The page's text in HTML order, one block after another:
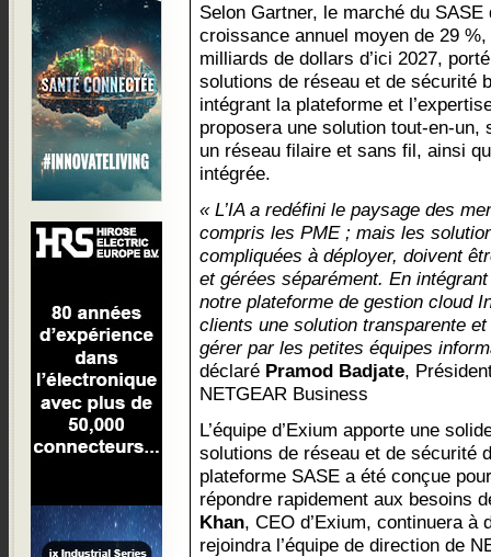
Selon Gartner, le marché du
croissance annuel moyen de 29
milliards de dollars d’ici 2027,
solutions de réseau et de sécurité
intégrant la plateforme et
proposera une solution tout-en-
un réseau filaire et sans fil, ainsi
intégrée.
« L’IA a redéfini le paysage des
compris les PME ; mais les
compliquées à déployer, doivent
et gérées séparément. En
notre plateforme de gestion cloud
clients une solution transparente
gérer par les petites équipes
déclaré Pramod Badjate,
NETGEAR Business
L’équipe d’Exium apporte une
solutions de réseau et de sécurité
plateforme SASE a été conçue
répondre rapidement aux besoins
Khan, CEO d’Exium, continuera à
rejoindra l’équipe de direction de